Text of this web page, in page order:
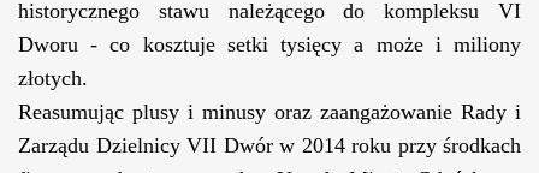
historycznego stawu należącego do kompleksu VI
Dworu - co kosztuje setki tysięcy a może i miliony
złotych.
Reasumując plusy i minusy oraz zaangażowanie Rady i
Zarządu Dzielnicy VII Dwór w 2014 roku przy środkach